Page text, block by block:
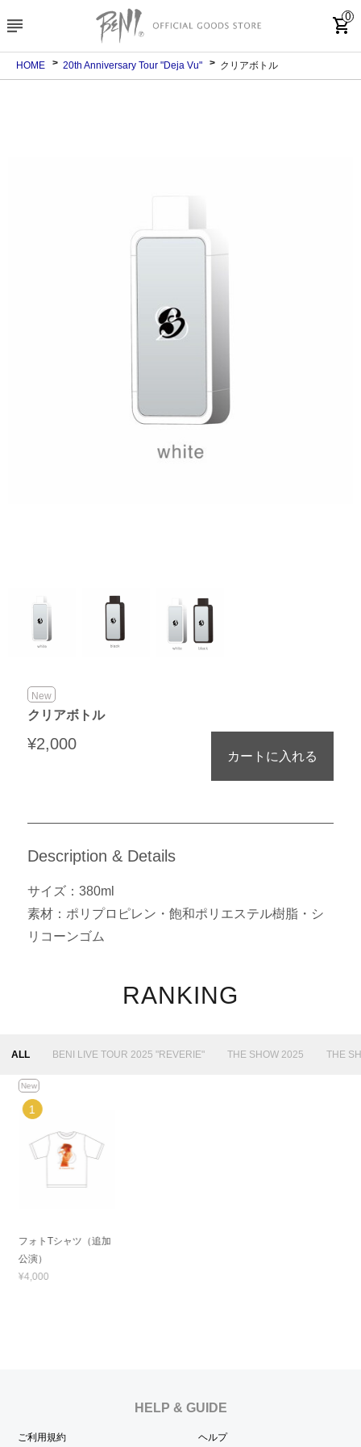
subject shopping_cart
0
HOME 20th Anniversary Tour "Deja Vu" クリアボトル
New
クリアボトル
¥2,000
カートに入れる
Description & Details
サイズ：380ml
素材：ポリプロピレン・飽和ポリエステル樹脂・シ
リコーンゴム
RANKING
ALL BENI LIVE TOUR 2025 "REVERIE" THE SHOW 2025 THE
New
フォトTシャツ（追加
公演）
¥4,000
HELP & GUIDE
ご利用規約 ヘルプ